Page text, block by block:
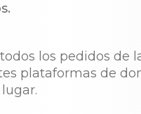
los pedidos de
plataformas de